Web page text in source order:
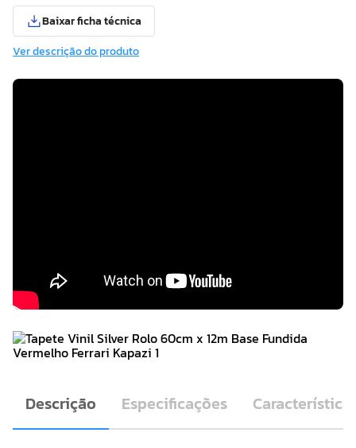
Baixar ficha técnica
Ver descrição do produto
Descrição Especificações